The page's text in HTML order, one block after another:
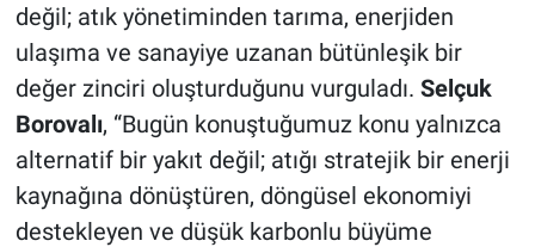
değil; atık yönetiminden tarıma, enerjiden
ulaşıma ve sanayiye uzanan bütünleşik bir
değer zinciri oluşturduğunu vurguladı. Selçuk
Borovalı, “Bugün konuştuğumuz konu yalnızca
alternatif bir yakıt değil; atığı stratejik bir enerji
kaynağına dönüştüren, döngüsel ekonomiyi
destekleyen ve düşük karbonlu büyüme